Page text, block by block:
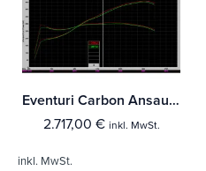
Eventuri Carbon Ansaugsystem für Porsche 991.1/2 GT3 RS
2.717,00 € inkl. MwSt.
inkl. MwSt.